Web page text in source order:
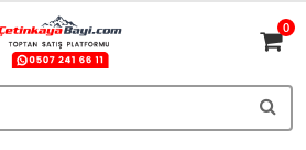
0